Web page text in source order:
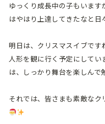
ゆっくり成長中の子もいま
はやはり上達してきたなと日
明日は、クリスマスイブです
人形を観に行く予定にして
は、しっかり舞台を楽しん
それでは、皆さまも素敵な